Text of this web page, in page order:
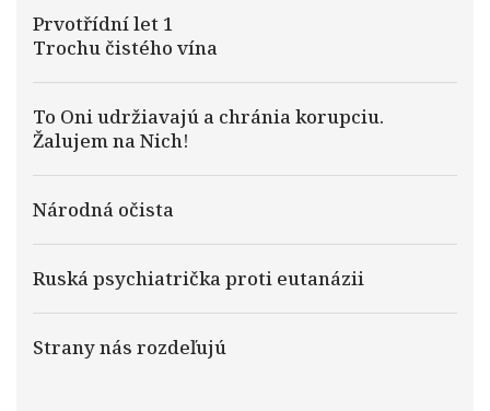
Prvotřídní let 1
Trochu čistého vína
To Oni udržiavajú a chránia korupciu.
Žalujem na Nich!
Národná očista
Ruská psychiatrička proti eutanázii
Strany nás rozdeľujú